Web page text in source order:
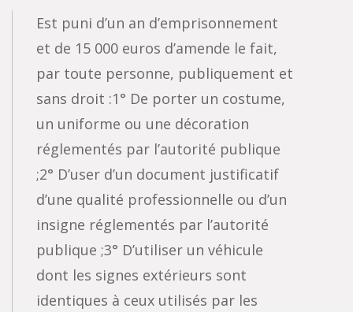
Est puni d’un an d’emprisonnement
et de 15 000 euros d’amende le fait,
par toute personne, publiquement et
sans droit :1° De porter un costume,
un uniforme ou une décoration
réglementés par l’autorité publique
;2° D’user d’un document justificatif
d’une qualité professionnelle ou d’un
insigne réglementés par l’autorité
publique ;3° D’utiliser un véhicule
dont les signes extérieurs sont
identiques à ceux utilisés par les